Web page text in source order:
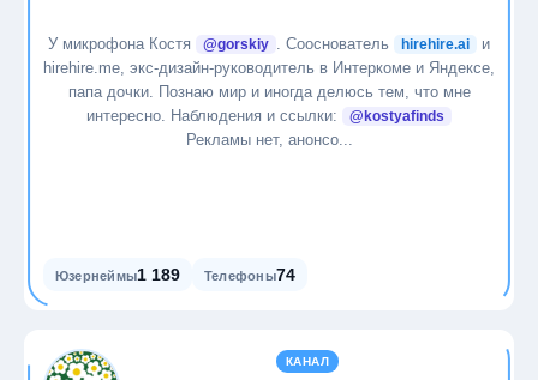
У микрофона Костя @gorskiy . Сооснователь hirehire.ai
и
hirehire.me, экс-дизайн-руководитель в Интеркоме и Яндексе,
папа дочки. Познаю мир и иногда делюсь тем, что мне
интересно. Наблюдения и ссылки:
@kostyafinds
Рекламы нет, анонсо...
Юзернеймы1 189 Телефоны74
КАНАЛ